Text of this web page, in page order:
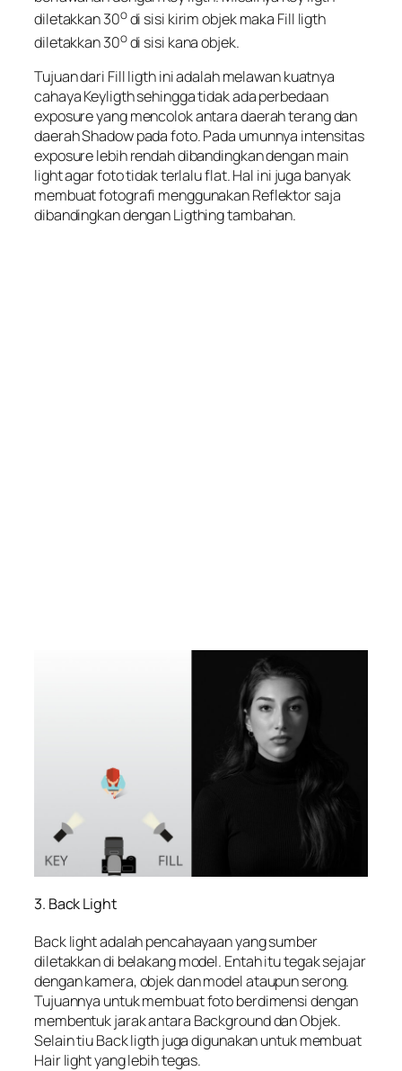
diletakkan 30odi sisi kirim objek maka Fill ligth
diletakkan 30odi sisi kana objek.
Tujuan dari Fill ligth ini adalah melawan kuatnya
cahaya Keyligth sehingga tidak ada perbedaan
exposure yang mencolok antara daerah terang dan
daerah Shadow pada foto. Pada umunnya intensitas
exposure lebih rendah dibandingkan dengan main
light agar foto tidak terlalu flat. Hal ini juga banyak
membuat fotografi menggunakan Reflektor saja
dibandingkan dengan Ligthing tambahan.
3. Back Light
Back light adalah pencahayaan yang sumber
diletakkan di belakang model. Entah itu tegak sejajar
dengan kamera, objek dan model ataupun serong.
Tujuannya untuk membuat foto berdimensi dengan
membentuk jarak antara Background dan Objek.
Selain tiu Back ligth juga digunakan untuk membuat
Hair light yang lebih tegas.